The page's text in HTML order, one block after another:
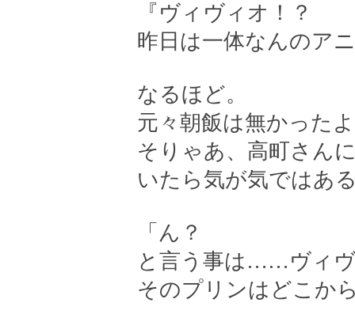
『ヴィヴィオ！？
昨日は一体なんのア
なるほど。
元々朝飯は無かった
そりゃあ、高町さん
いたら気が気ではあ
「ん？
と言う事は……ヴィ
そのプリンはどこか